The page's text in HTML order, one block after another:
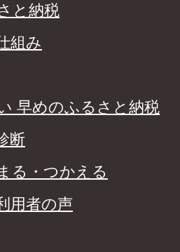
と納税
組み
早めのふるさと納税
断
る・つかえる
用者の声